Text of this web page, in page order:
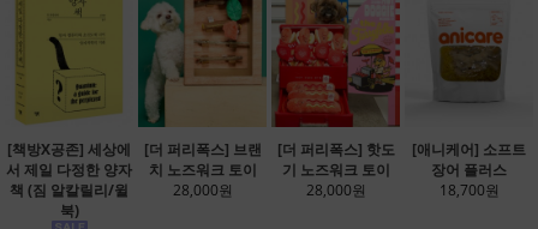
[책방X공존] 세상에
서 제일 다정한 양자
책 (짐 알칼릴리/윌
북)
[더 퍼리폭스] 브랜
치 노즈워크 토이
28,000원
[더 퍼리폭스] 핫도
기 노즈워크 토이
28,000원
[애니케어] 소프트
장어 플러스
18,700원